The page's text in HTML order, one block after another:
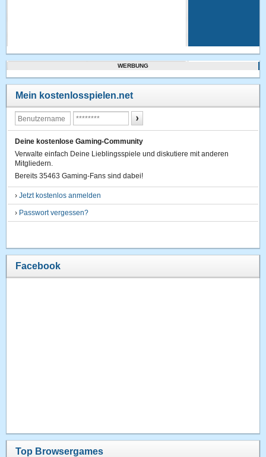
WERBUNG
Mein kostenlosspielen.net
Deine kostenlose Gaming-Community
Verwalte einfach Deine Lieblingsspiele und diskutiere mit anderen
Mitgliedern.
Bereits 35463 Gaming-Fans sind dabei!
›Jetzt kostenlos anmelden
› Passwort vergessen?
Facebook
Top Browsergames